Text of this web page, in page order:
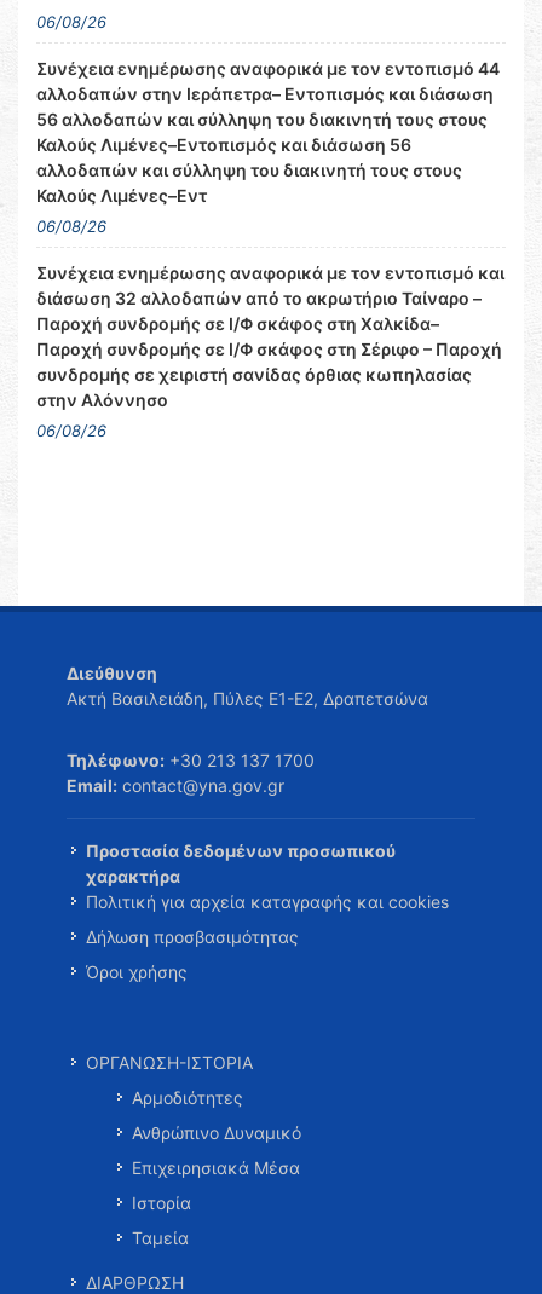
06/08/26
Συνέχεια ενημέρωσης αναφορικά με τον εντοπισμό 44
αλλοδαπών στην Ιεράπετρα– Εντοπισμός και διάσωση
56 αλλοδαπών και σύλληψη του διακινητή τους στους
Καλούς Λιμένες–Εντοπισμός και διάσωση 56
αλλοδαπών και σύλληψη του διακινητή τους στους
Καλούς Λιμένες–Εντ
06/08/26
Συνέχεια ενημέρωσης αναφορικά με τον εντοπισμό και
διάσωση 32 αλλοδαπών από το ακρωτήριο Ταίναρο –
Παροχή συνδρομής σε Ι/Φ σκάφος στη Χαλκίδα–
Παροχή συνδρομής σε Ι/Φ σκάφος στη Σέριφο – Παροχή
συνδρομής σε χειριστή σανίδας όρθιας κωπηλασίας
στην Αλόννησο
06/08/26
Διεύθυνση
Ακτή Βασιλειάδη, Πύλες Ε1-Ε2, Δραπετσώνα
Τηλέφωνο: +30 213 137 1700
Email: contact@yna.gov.gr
Προστασία δεδομένων προσωπικού
χαρακτήρα
Πολιτική για αρχεία καταγραφής και cookies
Δήλωση προσβασιμότητας
Όροι χρήσης
ΟΡΓΑΝΩΣΗ-ΙΣΤΟΡΙΑ
Αρμοδιότητες
Ανθρώπινο Δυναμικό
Επιχειρησιακά Μέσα
Ιστορία
Ταμεία
ΔΙΑΡΘΡΩΣΗ